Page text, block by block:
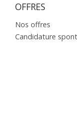
OFFRES
Nos offres
Candidature